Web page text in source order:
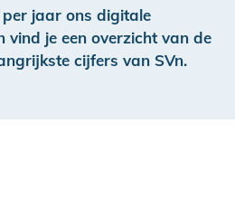
per jaar ons digitale
vind je een overzicht van de
cijfers van SVn.